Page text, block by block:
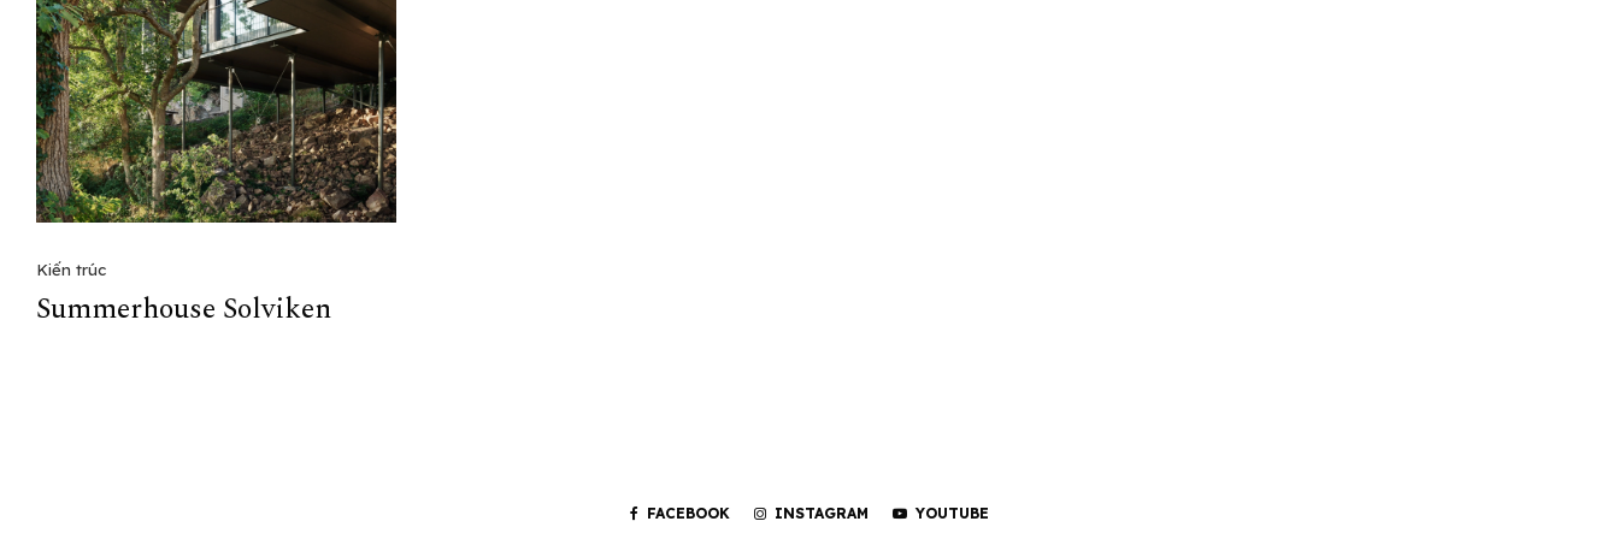
Kiến trúc
Summerhouse Solviken
FACEBOOK INSTAGRAM YOUTUBE